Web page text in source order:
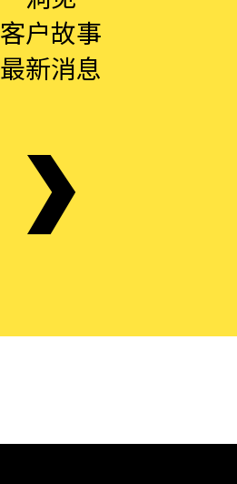
客户故事
最新消息